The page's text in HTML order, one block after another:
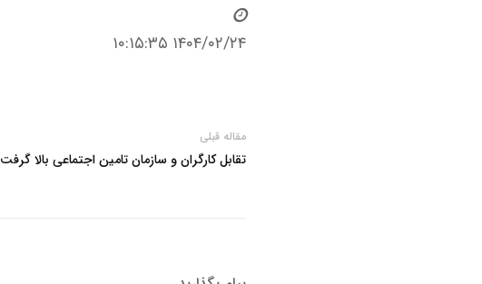
۱۴۰۴/۰۲/۲۴ ۱۰:۱۵:۳۵
مقاله قبلی
تقابل کارگران و سازمان تامین اجتماعی بالا گرفت